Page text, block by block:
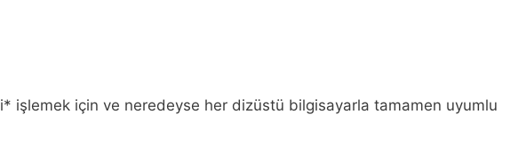
işlemek için ve neredeyse her dizüstü bilgisayarla tamamen uyumlu